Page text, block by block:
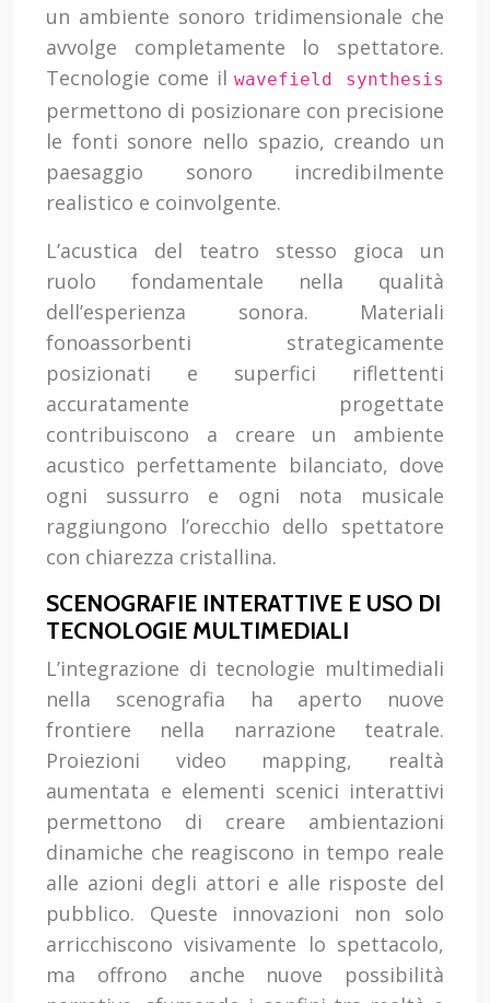
un ambiente sonoro tridimensionale che
avvolge completamente lo spettatore.
Tecnologie come ilwavefield synthesis
permettono di posizionare con precisione
le fonti sonore nello spazio, creando un
paesaggio sonoro incredibilmente
realistico e coinvolgente.
L’acustica del teatro stesso gioca un
ruolo fondamentale nella qualità
dell’esperienza sonora. Materiali
fonoassorbenti strategicamente
posizionati e superfici riflettenti
accuratamente progettate
contribuiscono a creare un ambiente
acustico perfettamente bilanciato, dove
ogni sussurro e ogni nota musicale
raggiungono l’orecchio dello spettatore
con chiarezza cristallina.
SCENOGRAFIE INTERATTIVE E USO DI
TECNOLOGIE MULTIMEDIALI
L’integrazione di tecnologie multimediali
nella scenografia ha aperto nuove
frontiere nella narrazione teatrale.
Proiezioni video mapping, realtà
aumentata e elementi scenici interattivi
permettono di creare ambientazioni
dinamiche che reagiscono in tempo reale
alle azioni degli attori e alle risposte del
pubblico. Queste innovazioni non solo
arricchiscono visivamente lo spettacolo,
ma offrono anche nuove possibilità